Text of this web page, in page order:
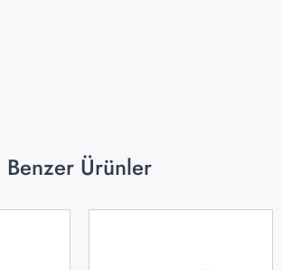
Benzer Ürünler